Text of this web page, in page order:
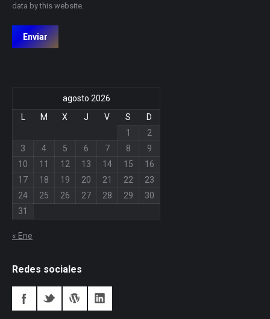
data by this website.
Enviar
agosto 2026
L
M X J V S
D
1
2
3
4 5 6 7 8
9
10
11 12 13 14 15
16
17
18 19 20 21 22
23
24
25 26 27 28 29
30
31
« Ene
Redes sociales